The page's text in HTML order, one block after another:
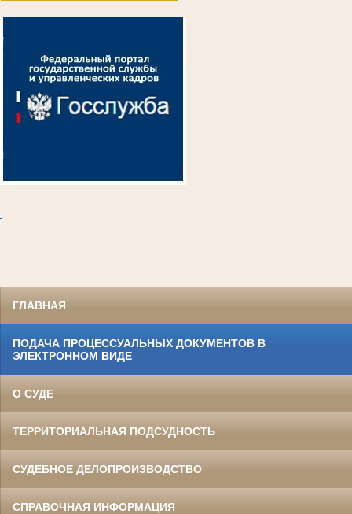
ГЛАВНАЯ
ПОДАЧА ПРОЦЕССУАЛЬНЫХ ДОКУМЕНТОВ В
ЭЛЕКТРОННОМ ВИДЕ
О СУДЕ
ТЕРРИТОРИАЛЬНАЯ ПОДСУДНОСТЬ
СУДЕБНОЕ ДЕЛОПРОИЗВОДСТВО
СПРАВОЧНАЯ ИНФОРМАЦИЯ